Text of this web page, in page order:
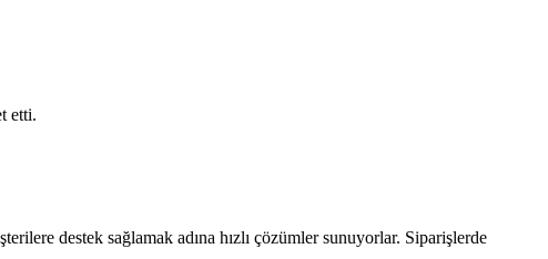
etti.
destek sağlamak adına hızlı çözümler sunuyorlar. Siparişlerde